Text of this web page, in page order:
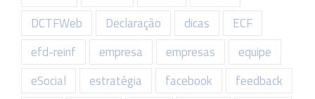
DCTFWeb
Declaração dicas
ECF
efd-reinf
empresa empresas
equipe
eSocial
estratégia facebook
feedback